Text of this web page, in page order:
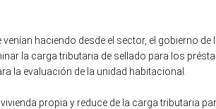
haciendo desde el sector, el gobierno de
la carga tributaria de sellado para los
la evaluación de la unidad habitacional.
propia y reduce de la carga tributaria